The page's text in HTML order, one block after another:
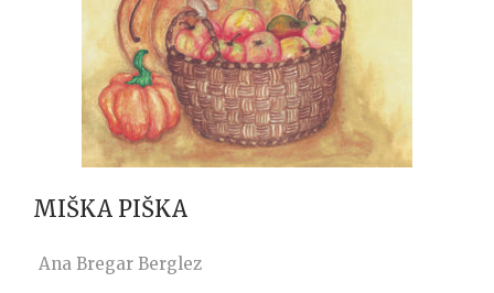
MIŠKA PIŠKA
Ana Bregar Berglez